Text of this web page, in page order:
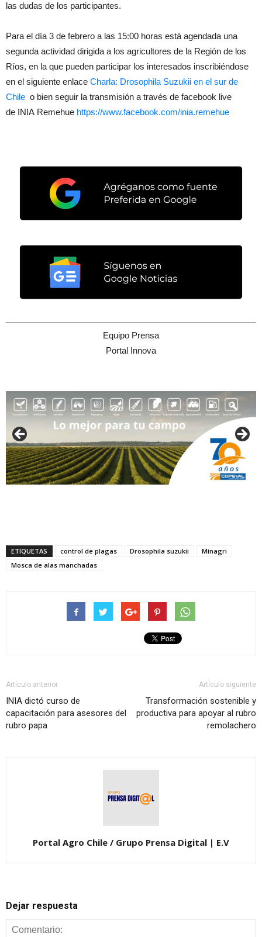
las dudas de los participantes.
Para el día 3 de febrero a las 15:00 horas está agendada una
segunda actividad dirigida a los agricultores de la Región de los
Ríos, en la que pueden participar los interesados inscribiéndose
en el siguiente enlace Charla: Drosophila Suzukii en el sur de
Chile o bien seguir la transmisión a través de facebook live
de INIA Remehue https://www.facebook.com/inia.remehue
Equipo Prensa
Portal Innova
ETIQUETAS control de plagas Drosophila suzukii
Minagri
Mosca de alas manchadas
Artículo anterior
INIA dictó curso de
capacitación para asesores del
rubro papa
Artículo siguiente
Transformación sostenible y
productiva para apoyar al rubro
remolachero
Portal Agro Chile / Grupo Prensa Digital | E.V
Dejar respuesta